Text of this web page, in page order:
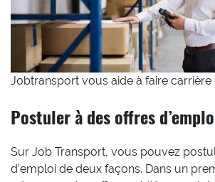
Jobtransport vous aide à faire carrière
Postuler à des offres
Sur Job Transport, vous pouvez
d’emploi de deux façons. Dans un